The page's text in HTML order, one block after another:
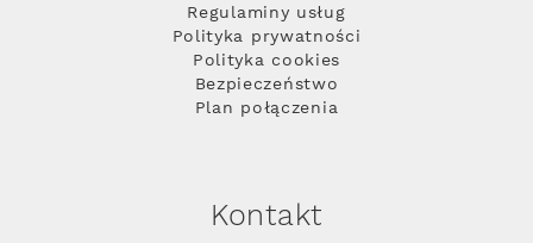
Regulaminy usług
Polityka prywatności
Polityka cookies
Bezpieczeństwo
Plan połączenia
Kontakt